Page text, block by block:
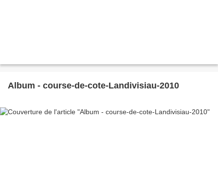
Album - course-de-cote-Landivisiau-2010